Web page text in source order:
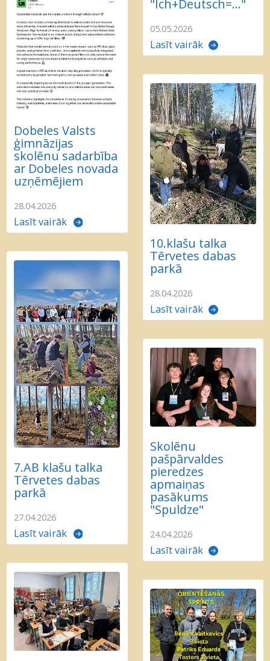
"Ich+Deutsch=..."
05.05.2026
Lasīt vairāk
Dobeles Valsts
ģimnāzijas
skolēnu sadarbība
ar Dobeles novada
uzņēmējiem
28.04.2026
Lasīt vairāk
10.klašu talka
Tērvetes dabas
parkā
28.04.2026
Lasīt vairāk
7.AB klašu talka
Tērvetes dabas
parkā
27.04.2026
Lasīt vairāk
Skolēnu
pašpārvaldes
pieredzes
apmaiņas
pasākums
"Spuldze"
24.04.2026
Lasīt vairāk